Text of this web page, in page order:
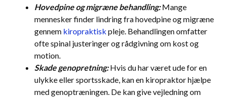
Hovedpine og migræne behandling:Mange
mennesker finder lindring fra hovedpine og migræne
gennem kiropraktisk pleje. Behandlingen omfatter
ofte spinal justeringer og rådgivning om kost og
motion.
Skade genopretning:Hvis du har været ude for en
ulykke eller sportsskade, kan en kiropraktor hjælpe
med genoptræningen. De kan give vejledning om